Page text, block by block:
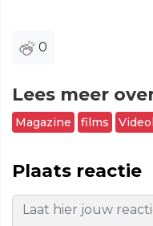
0
Lees meer
Magazine films
Plaats reactie